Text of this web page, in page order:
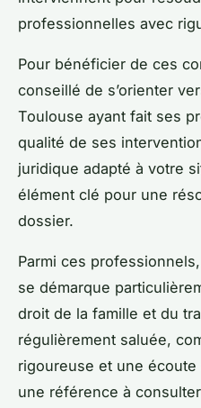
professionnelles avec
Pour bénéficier de ces
conseillé de s’orienter
Toulouse ayant fait ses
qualité de ses
juridique adapté à votre
élément clé pour une
dossier.
Parmi ces
se démarque
droit de la famille et du
régulièrement saluée,
rigoureuse et une
une référence à